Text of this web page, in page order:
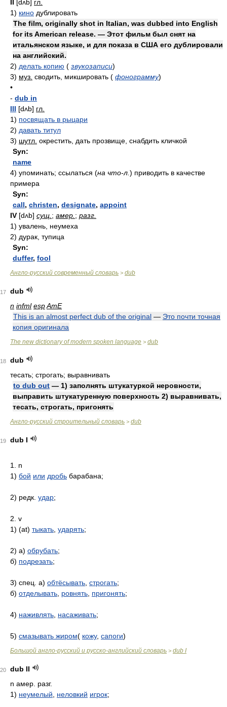
[dʌb] гл.
1) кино дублировать
The film, originally shot in Italian, was dubbed into English
for its American release. — Этот фильм был снят на
итальянском языке, и для показа в США его дублировали
на английский.
2) делать копию ( звукозаписи)
3) муз. сводить, микшировать ( фонограмму)
•
- dub in
III [dʌb] гл.
1) посвящать в рыцари
2) давать титул
3) шутл. окрестить, дать прозвище, снабдить кличкой
Syn:
name
4) упоминать; ссылаться (на что-л. ) приводить в качестве
примера
Syn:
call, christen, designate, appoint
IV [dʌb] сущ. ; амер. ; разг.
1) увалень, неумеха
2) дурак, тупица
Syn:
duffer, fool
Англо-русский современный словарь > dub
17
dub
n infml espAmE
This is an almost perfect dub of the original — Это почти точная
копия оригинала
The new dictionary of modern spoken language > dub
18
dub
тесать; строгать; выравнивать
to dub out — 1) заполнять штукатуркой неровности,
выправить штукатуренную поверхность 2) выравнивать,
тесать, строгать, пригонять
Англо-русский строительный словарь > dub
19 dub I
1. n
1) бой или дробь барабана;
2) редк. удар;
2. v
1) (at) тыкать ударять;
2) a) обрубать;
б) подрезать;
3) спец. а) обтёсывать строгать;
б) отделывать ровнять пригонять;
4) наживлять насаживать;
5) смазывать жиром( кожу, сапоги)
Большой англо-русский и русско-английский словарь > dub I
20
dub II
n амер. разг.
1) неумелый неловкий игрок;